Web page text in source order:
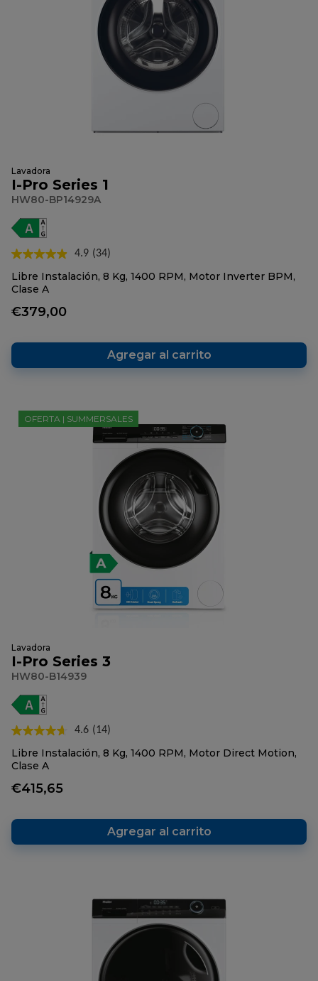
Lavadora
I-Pro Series 1
HW80-BP14929A
4.9 Lea
34
reseñas.
(34)
Libre Instalación, 8 Kg, 1400 RPM, Motor Inverter BPM,
Clase A
€379,00
Agregar al carrito
OFERTA | SUMMERSALES
Lavadora
I-Pro Series 3
HW80-B14939
4.6 Lea
reseñas.
(14)
Libre Instalación, 8 Kg, 1400 RPM, Motor Direct Motion,
Clase A
€415,65
Agregar al carrito